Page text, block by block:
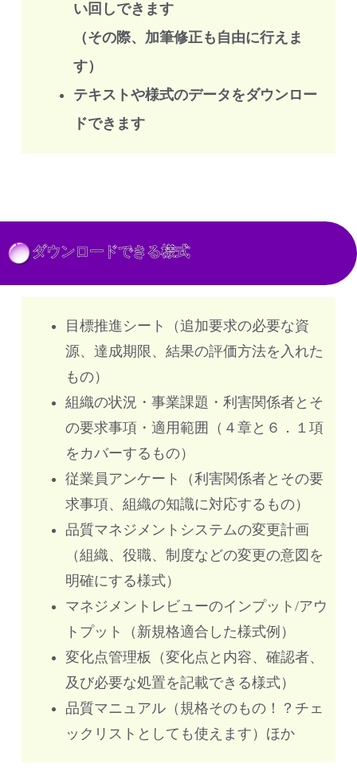
い回しできます
（その際、加筆修正も自由に行えま
す）
テキストや様式のデータをダウンロー
ドできます
ダウンロードできる様式
目標推進シート（追加要求の必要な資
源、達成期限、結果の評価方法を入れた
もの）
組織の状況・事業課題・利害関係者とそ
の要求事項・適用範囲（４章と６．１項
をカバーするもの）
従業員アンケート（利害関係者とその要
求事項、組織の知識に対応するもの）
品質マネジメントシステムの変更計画
（組織、役職、制度などの変更の意図を
明確にする様式）
マネジメントレビューのインプット/アウ
トプット（新規格適合した様式例）
変化点管理板（変化点と内容、確認者、
及び必要な処置を記載できる様式）
品質マニュアル（規格そのもの！？チェ
ックリストとしても使えます）ほか